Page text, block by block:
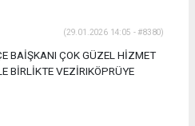
(29.01.2026 14:05 - #8380)
BAİŞKANI ÇOK GÜZEL HİZMET
BİRLİKTE VEZİRIKÖPRÜYE